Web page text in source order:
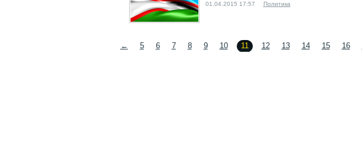
01.04.2015 17:57 Политика
← 5 6 7 8 9 10 11 12 13 14 15 16